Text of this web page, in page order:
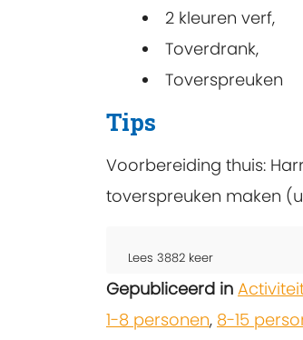
2 kleuren verf,
Toverdrank,
Toverspreuken
Tips
Voorbereiding thuis:
toverspreuken maken
Lees 3882 keer
Gepubliceerd in
1-8 personen, 8-15